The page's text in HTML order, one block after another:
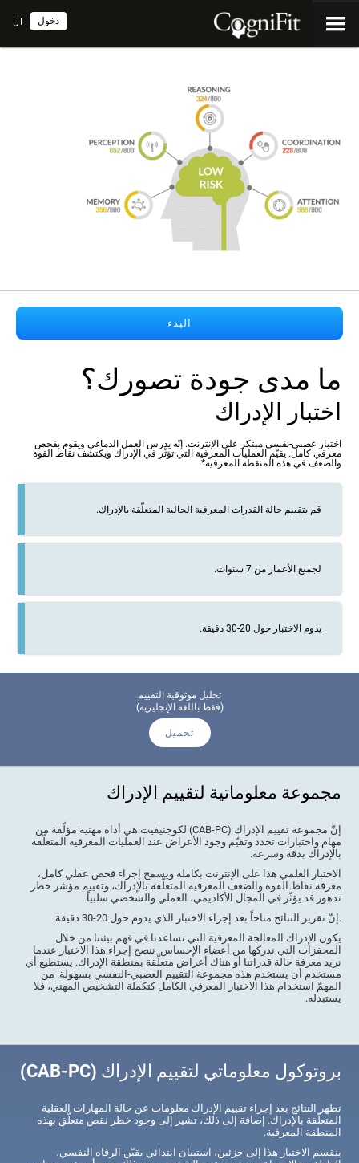
ال دخول
البدء
ما مدى جودة تصورك؟
اختبار الإدراك
اختبار عصبي-نفسي مبتكر على الإنترنت. إنّه يدرس العمل الدماغي ويقوم بفحص
معرفي كامل. يقيّم العمليات المعرفية التي تؤثّر في الإدراك ويكتشف نقاط القوة
والضعف في هذه المنقطة المعرفية*.
قم بتقييم حالة القدرات المعرفية الحالية المتعلّقة بالإدراك.
لجميع الأعمار من 7 سنوات.
يدوم الاختبار حول 20-30 دقيقة.
تحليل موثوقية التقييم
(فقط باللغة الإنجليزية)
تحميل
مجموعة معلوماتية لتقييم الإدراك
إنّ مجموعة تقييم الإدراك (CAB-PC) لكوجنيفيت هي أداة مهنية مؤلّفة من
مهام واختبارات تحدد وتقيّم وجود الأعراض عند العمليات المعرفية المتعلّقة
بالإدراك بدقة وسرعة.
الاختبار العلمي هذا على الإنترنت بكامله ويسمح إجراء فحص عقلي كامل،
معرفة نقاط القوة والضعف المعرفية المتعلّقة بالإدراك، وتقييم مؤشر خطر
تدهور قد يؤثّر في المجال الأكاديمي، العملي والشخصي سلبياً.
.إنّ تقرير النتائج متاحاً بعد إجراء الاختبار الذي يدوم حول 20-30 دقيقة.
يكون الإدراك المعالجة المعرفية التي تساعدنا في فهم بيئتنا من خلال
المحفزات التي ندركها من أعضاء الإحساس. ننصح إجراء هذا الاختبار عندما
نريد معرفة حالة قدراتنا أو هناك أعراض متعلّقة بمنطقة الإدراك. يستطيع أي
مستخدم أن يستخدم هذه مجموعة التقييم العصبي-النفسي بسهولة. من
المهمّ استخدام هذا الاختبار المعرفي الكامل كتكملة التشخيص المهني، فلا
يستبدله.
بروتوكول معلوماتي لتقييم الإدراك (CAB-PC)
تظهر النتائج بعد إجراء تقييم الإدراك معلومات عن حالة المهارات العقلية
المتعلّقة بالإدراك. إضافة إلى ذلك، تشير إلى وجود خطر نقص متعلّق بهذه
المنطقة المعرفية.
ينقسم الاختبار هذا إلى جزئين، استبيان ابتدائي يقيّن الرفاه النفسي،